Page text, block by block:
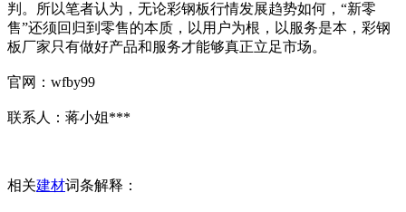
判。所以笔者认为，无论彩钢板行情发展趋势如何，“新零
售”还须回归到零售的本质，以用户为根，以服务是本，彩钢
板厂家只有做好产品和服务才能够真正立足市场。
官网：wfby99
联系人：蒋小姐***
相关建材词条解释：